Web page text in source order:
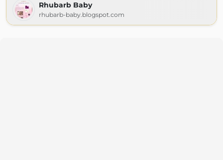
Rhubarb Baby
rhubarb-baby.blogspot.com